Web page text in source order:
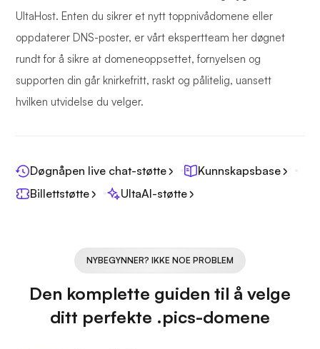
UltaHost. Enten du sikrer et nytt toppnivådomene eller
oppdaterer DNS-poster, er vårt ekspertteam her døgnet
rundt for å sikre at domeneoppsettet, fornyelsen og
supporten din går knirkefritt, raskt og pålitelig, uansett
hvilken utvidelse du velger.
Døgnåpen live chat-støtte
Kunnskapsbase
Billettstøtte
UltaAI-støtte
NYBEGYNNER? IKKE NOE PROBLEM
Den komplette guiden til å velge
ditt perfekte .pics-domene